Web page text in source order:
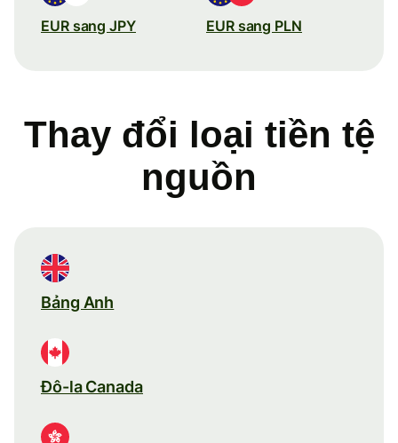
EUR sang JPY EUR sang PLN
Thay đổi loại tiền tệ
nguồn
Bảng Anh
Đô-la Canada